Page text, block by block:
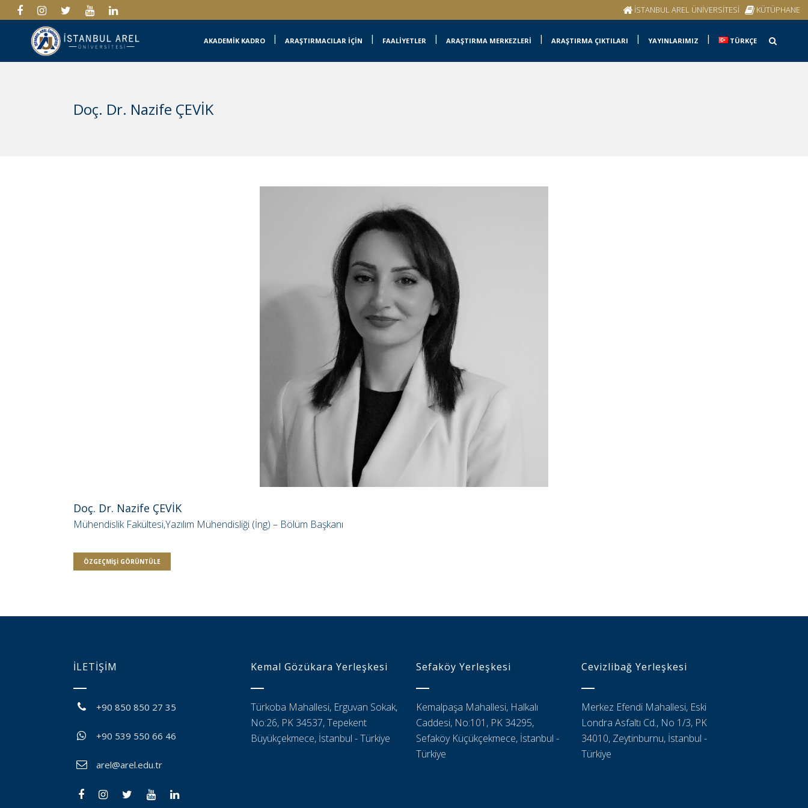
İSTANBUL AREL ÜNİVERSİTESİ KÜTÜPHANE
AKADEMİK KADRO ARAŞTIRMACILAR İÇİN FAALİYETLER ARAŞTIRMA MERKEZLERİ ARAŞTIRMA ÇIKTILARI YAYINLARIMIZ TÜRKÇE
Doç. Dr. Nazife ÇEVİK
Doç. Dr. Nazife ÇEVİK
Mühendislik Fakültesi,Yazılım Mühendisliği (İng) – Bölüm Başkanı
ÖZGEÇMIŞI GÖRÜNTÜLE
İLETİŞİM
+90 850 850 27 35
+90 539 550 66 46
arel@arel.edu.tr
Kemal Gözükara Yerleşkesi
Türkoba Mahallesi, Erguvan Sokak,
No:26, PK 34537, Tepekent
Büyükçekmece, İstanbul - Türkiye
Sefaköy Yerleşkesi
Kemalpaşa Mahallesi, Halkalı
Caddesi, No:101, PK 34295,
Sefaköy Küçükçekmece, İstanbul -
Türkiye
Cevizlibağ Yerleşkesi
Merkez Efendi Mahallesi, Eski
Londra Asfaltı Cd., No 1/3, PK
34010, Zeytinburnu, İstanbul -
Türkiye